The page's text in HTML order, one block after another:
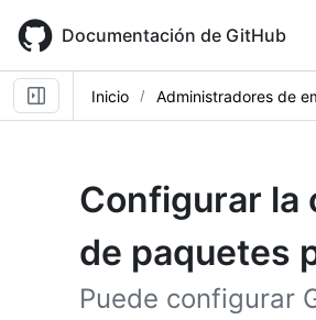
main
content
Documentación de GitHub
Inicio Administradores de
Configurar la
de paquetes
Puede configurar